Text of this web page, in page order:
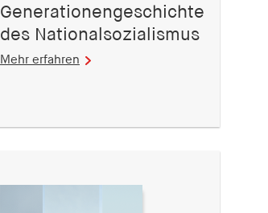
Generationengeschichte
des Nationalsozialismus
Mehr erfahren